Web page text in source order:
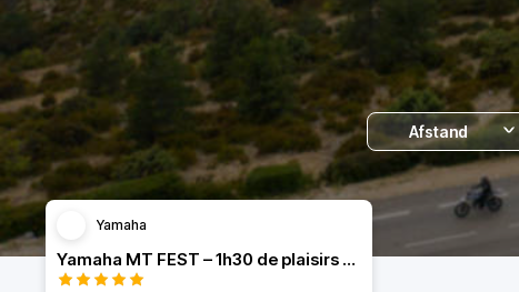
Afstand
Yamaha
Yamaha MT FEST – 1h30 de plaisirs cévenols avec pause-café